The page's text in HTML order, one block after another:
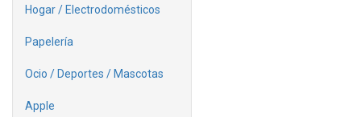
Hogar / Electrodomésticos
Papelería
Ocio / Deportes / Mascotas
Apple